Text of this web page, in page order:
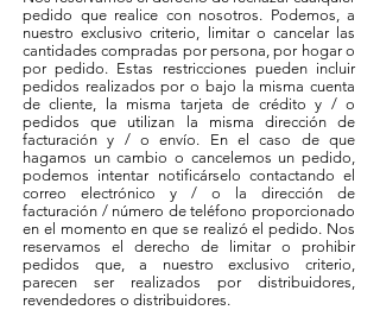
pedido que realice con nosotros. Podemos, a
nuestro exclusivo criterio, limitar o cancelar las
cantidades compradas por persona, por hogar o
por pedido. Estas restricciones pueden incluir
pedidos realizados por o bajo la misma cuenta
de cliente, la misma tarjeta de crédito y / o
pedidos que utilizan la misma dirección de
facturación y / o envío. En el caso de que
hagamos un cambio o cancelemos un pedido,
podemos intentar notificárselo contactando el
correo electrónico y / o la dirección de
facturación / número de teléfono proporcionado
en el momento en que se realizó el pedido. Nos
reservamos el derecho de limitar o prohibir
pedidos que, a nuestro exclusivo criterio,
parecen ser realizados por distribuidores,
revendedores o distribuidores.